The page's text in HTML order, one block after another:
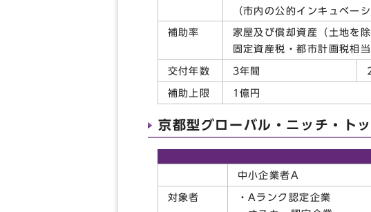
（市内の公的インキュベー
補助率
家屋及び償却資産（土地を
固定資産税・都市計画税相
交付年数 3年間
補助上限 1億円
京都型グローバル・ニッチ・ト
中小企業者A
対象者
・Aランク認定企業